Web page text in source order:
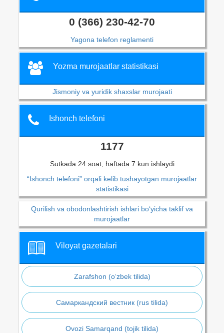
0 (366) 230-42-70
Yagona telefon reglamenti
Yozma murojaatlar statistikasi
Jismoniy va yuridik shaxslar murojaati
Ishonch telefoni
1177
Sutkada 24 soat, haftada 7 kun ishlaydi
“Ishonch telefoni” orqali kelib tushayotgan murojaatlar
statistikasi
Qurilish va obodonlashtirish ishlari bo‘yicha taklif va
murojaatlar
Viloyat gazetalari
Zarafshon (o‘zbek tilida)
Самаркандский вестник (rus tilida)
Ovozi Samarqand (tojik tilida)